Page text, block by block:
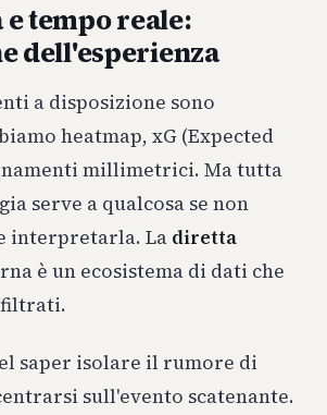
tempo reale:
dell'esperienza
a disposizione sono
heatmap, xG (Expected
millimetrici. Ma tutta
serve a qualcosa se non
interpretarla. La diretta
è un ecosistema di dati che
filtrati.
saper isolare il rumore di
sull'evento scatenante.